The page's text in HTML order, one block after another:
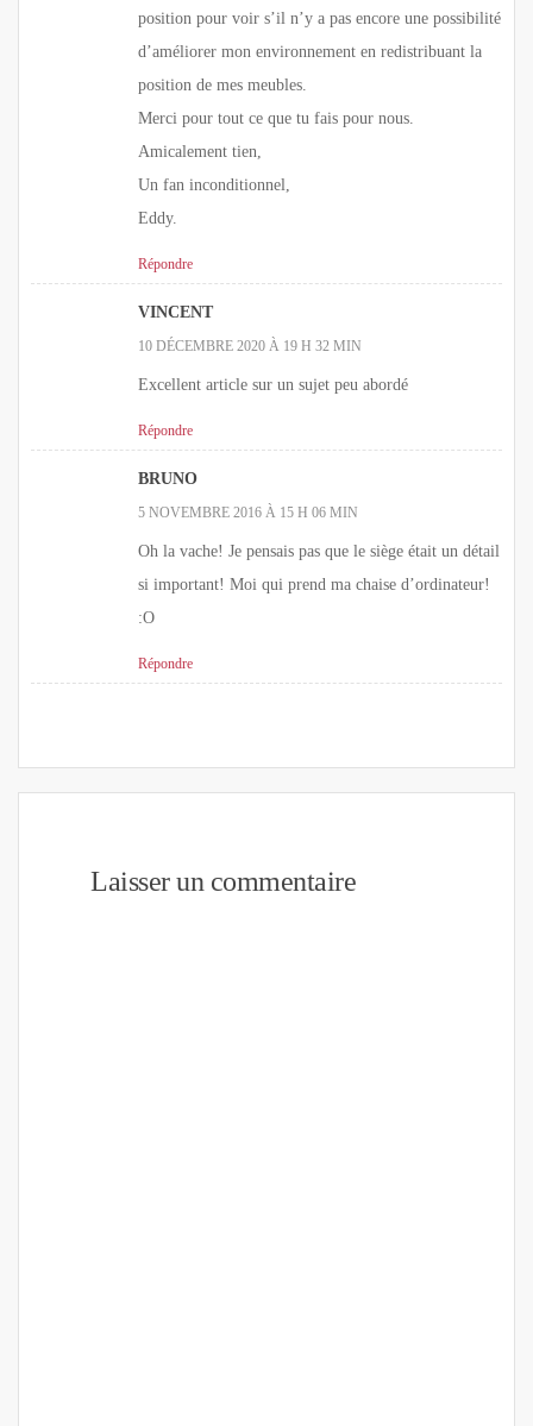
position pour voir s’il n’y a pas encore une possibilité
d’améliorer mon environnement en redistribuant la
position de mes meubles.
Merci pour tout ce que tu fais pour nous.
Amicalement tien,
Un fan inconditionnel,
Eddy.
Répondre
VINCENT
10 DÉCEMBRE 2020 À 19 H 32 MIN
Excellent article sur un sujet peu abordé
Répondre
BRUNO
5 NOVEMBRE 2016 À 15 H 06 MIN
Oh la vache! Je pensais pas que le siège était un détail
si important! Moi qui prend ma chaise d’ordinateur!
:O
Répondre
Laisser un commentaire